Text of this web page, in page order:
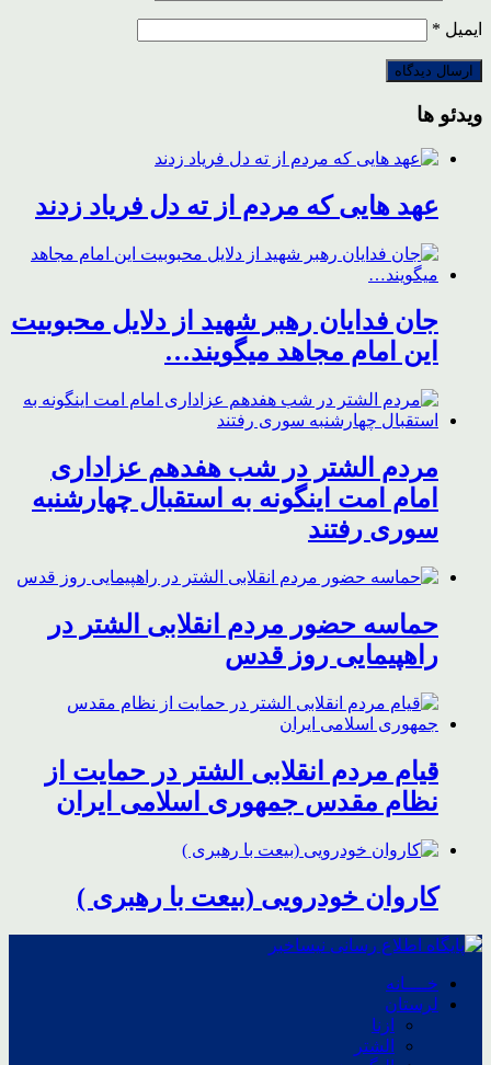
ایمیل *
ویدئو ها
عهد هایی که مردم از ته دل فریاد زدند
جان فدایان رهبر شهید از دلایل محبوبیت
این امام مجاهد میگویند…
مردم الشتر در شب هفدهم عزاداری
امام امت اینگونه به استقبال چهارشنبه
سوری رفتند
حماسه حضور مردم انقلابی الشتر در
راهپیمایی روز قدس
قیام مردم انقلابی الشتر در حمایت از
نظام مقدس جمهوری اسلامی ایران
کاروان خودرویی (بیعت با رهبری )
خــــانه
لرستان
ازنا
الشتر